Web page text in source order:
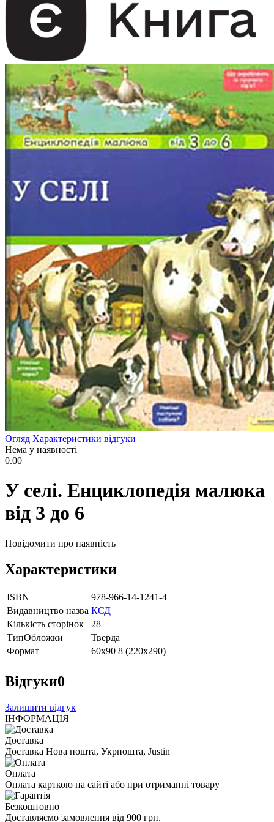
Огляд Характеристики відгуки
Нема у наявності
0.00
У селі. Енциклопедія малюка
від 3 до 6
Повідомити про наявність
Характеристики
ISBN
978-966-14-1241-4
Видавництво назва КСД
Кількість сторінок
28
ТипОбложки
Тверда
Формат
60х90 8 (220х290)
Відгуки0
Залишити відгук
ІНФОРМАЦІЯ
Доставка
Доставка Нова пошта, Укрпошта, Justin
Оплата
Оплата карткою на сайті або при отриманні товару
Безкоштовно
Доставляємо замовлення від 900 грн.